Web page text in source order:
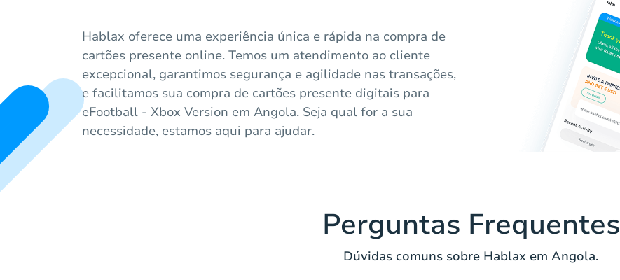
Hablax oferece uma experiência única e rápida na compra de
cartões presente online. Temos um atendimento ao cliente
excepcional, garantimos segurança e agilidade nas transações,
e facilitamos sua compra de cartões presente digitais para
eFootball - Xbox Version em Angola. Seja qual for a sua
necessidade, estamos aqui para ajudar.
Perguntas Frequentes
Dúvidas comuns sobre Hablax em Angola.